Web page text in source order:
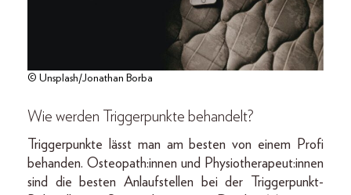
© Unsplash/Jonathan Borba
Wie werden Triggerpunkte behandelt?
Triggerpunkte lässt man am besten von einem Profi
behanden. Osteopath:innen und Physiotherapeut:innen
sind die besten Anlaufstellen bei der Triggerpunkt-